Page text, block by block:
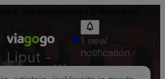
Liput -
konsertti,
1 new
notification